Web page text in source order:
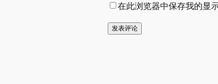
在此浏览器中保存我的显